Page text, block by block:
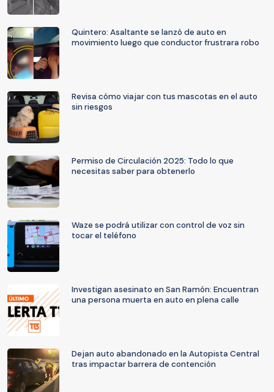
Quintero: Asaltante se lanzó de auto en
movimiento luego que conductor frustrara robo
Revisa cómo viajar con tus mascotas en el auto
sin riesgos
Permiso de Circulación 2025: Todo lo que
necesitas saber para obtenerlo
Waze se podrá utilizar con control de voz sin
tocar el teléfono
Investigan asesinato en San Ramón: Encuentran
una persona muerta en auto en plena calle
Dejan auto abandonado en la Autopista Central
tras impactar barrera de contención